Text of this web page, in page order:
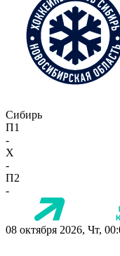
Сибирь
П1
-
X
-
П2
-
08 октября 2026, Чт,